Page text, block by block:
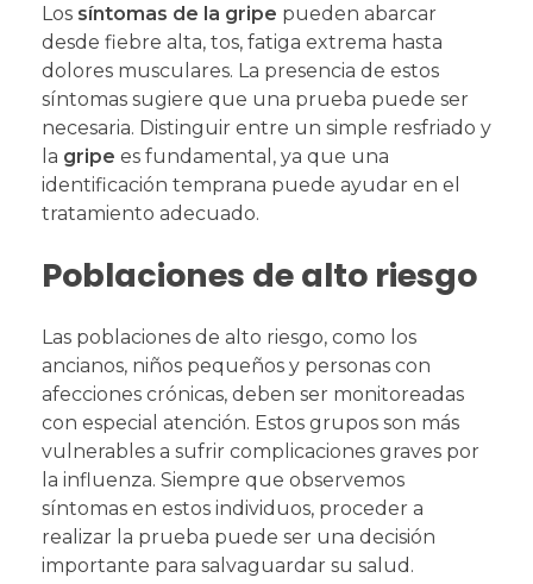
Los síntomas de la gripe pueden abarcar
desde fiebre alta, tos, fatiga extrema hasta
dolores musculares. La presencia de estos
síntomas sugiere que una prueba puede ser
necesaria. Distinguir entre un simple resfriado y
la gripe es fundamental, ya que una
identificación temprana puede ayudar en el
tratamiento adecuado.
Poblaciones de alto riesgo
Las poblaciones de alto riesgo, como los
ancianos, niños pequeños y personas con
afecciones crónicas, deben ser monitoreadas
con especial atención. Estos grupos son más
vulnerables a sufrir complicaciones graves por
la influenza. Siempre que observemos
síntomas en estos individuos, proceder a
realizar la prueba puede ser una decisión
importante para salvaguardar su salud.